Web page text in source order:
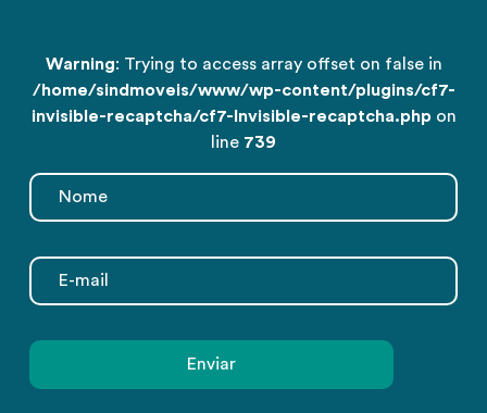
Warning: Trying to access array offset on false in
/home/sindmoveis/www/wp-content/plugins/cf7-
invisible-recaptcha/cf7-Invisible-recaptcha.php on
line 739